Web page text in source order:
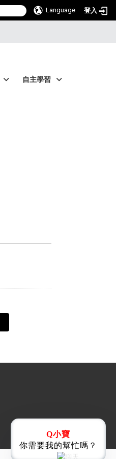
Language 登入
自主學習
Q小寶
你需要我的幫忙嗎？